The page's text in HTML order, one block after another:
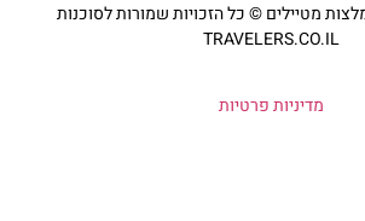
מטיילים © כל הזכויות שמורות לסוכנות
TRAVELERS.CO.IL
מדיניות פרטיות